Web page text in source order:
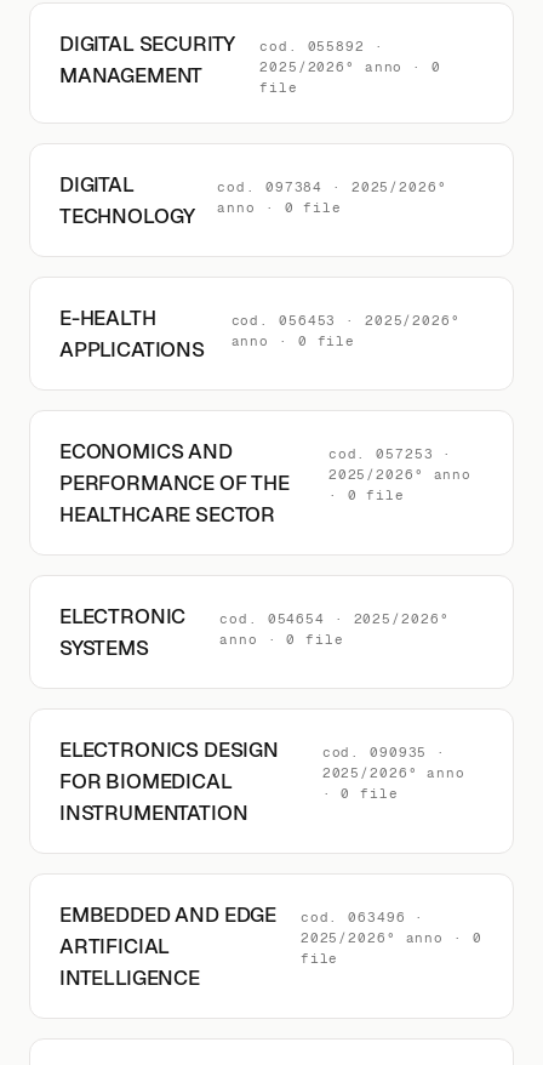
DIGITAL SECURITY
MANAGEMENT
cod. 055892 ·
2025/2026° anno · 0
file
DIGITAL
TECHNOLOGY
cod. 097384 · 2025/2026°
anno · 0 file
E-HEALTH
APPLICATIONS
cod. 056453 · 2025/2026°
anno · 0 file
ECONOMICS AND
PERFORMANCE OF THE
HEALTHCARE SECTOR
cod. 057253 ·
2025/2026° anno
· 0 file
ELECTRONIC
SYSTEMS
cod. 054654 · 2025/2026°
anno · 0 file
ELECTRONICS DESIGN
FOR BIOMEDICAL
INSTRUMENTATION
cod. 090935 ·
2025/2026° anno
· 0 file
EMBEDDED AND EDGE
ARTIFICIAL
INTELLIGENCE
cod. 063496 ·
2025/2026° anno · 0
file